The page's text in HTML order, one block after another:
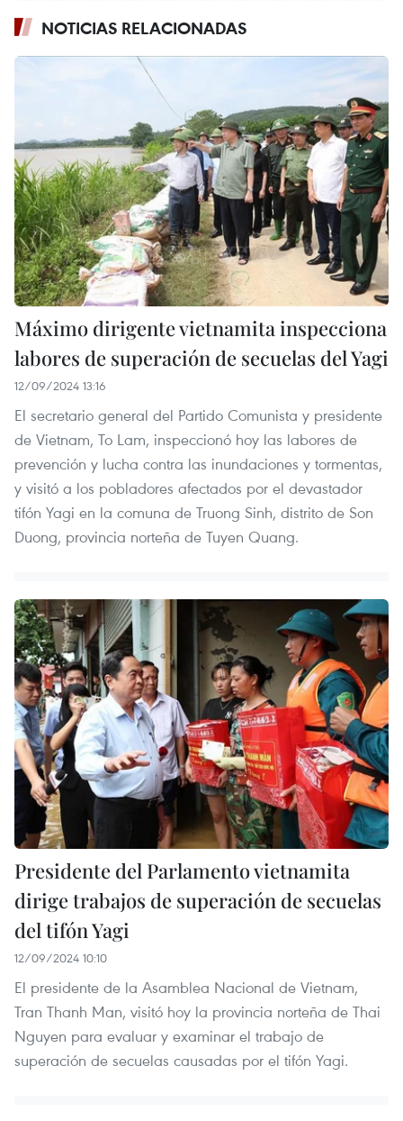
NOTICIAS RELACIONADAS
Máximo dirigente vietnamita inspecciona
labores de superación de secuelas del Yagi
12/09/2024 13:16
El secretario general del Partido Comunista y presidente
de Vietnam, To Lam, inspeccionó hoy las labores de
prevención y lucha contra las inundaciones y tormentas,
y visitó a los pobladores afectados por el devastador
tifón Yagi en la comuna de Truong Sinh, distrito de Son
Duong, provincia norteña de Tuyen Quang.
Presidente del Parlamento vietnamita
dirige trabajos de superación de secuelas
del tifón Yagi
12/09/2024 10:10
El presidente de la Asamblea Nacional de Vietnam,
Tran Thanh Man, visitó hoy la provincia norteña de Thai
Nguyen para evaluar y examinar el trabajo de
superación de secuelas causadas por el tifón Yagi.